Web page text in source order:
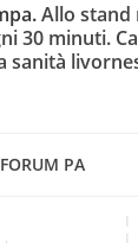
Allo stand
30 minuti.
sanità
PA